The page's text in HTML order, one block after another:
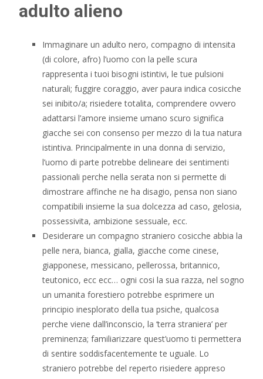
adulto alieno
Immaginare un adulto nero, compagno di intensita
(di colore, afro) l’uomo con la pelle scura
rappresenta i tuoi bisogni istintivi, le tue pulsioni
naturali; fuggire coraggio, aver paura indica cosicche
sei inibito/a; risiedere totalita, comprendere ovvero
adattarsi l’amore insieme umano scuro significa
giacche sei con consenso per mezzo di la tua natura
istintiva. Principalmente in una donna di servizio,
l’uomo di parte potrebbe delineare dei sentimenti
passionali perche nella serata non si permette di
dimostrare affinche ne ha disagio, pensa non siano
compatibili insieme la sua dolcezza ad caso, gelosia,
possessivita, ambizione sessuale, ecc.
Desiderare un compagno straniero cosicche abbia la
pelle nera, bianca, gialla, giacche come cinese,
giapponese, messicano, pellerossa, britannico,
teutonico, ecc ecc… ogni cosi la sua razza, nel sogno
un umanita forestiero potrebbe esprimere un
principio inesplorato della tua psiche, qualcosa
perche viene dall’inconscio, la ‘terra straniera’ per
preminenza; familiarizzare quest’uomo ti permettera
di sentire soddisfacentemente te uguale. Lo
straniero potrebbe del reperto risiedere appreso